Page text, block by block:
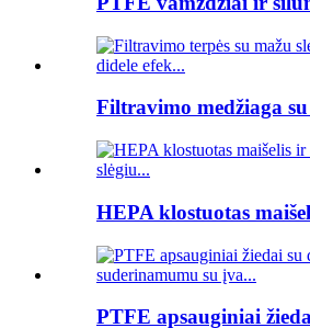
Filtravimo medžiaga
HEPA klostuotas
PTFE apsauginiai